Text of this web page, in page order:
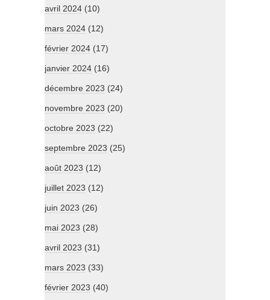
avril 2024 (10)
mars 2024 (12)
février 2024 (17)
janvier 2024 (16)
décembre 2023 (24)
novembre 2023 (20)
octobre 2023 (22)
septembre 2023 (25)
août 2023 (12)
juillet 2023 (12)
juin 2023 (26)
mai 2023 (28)
avril 2023 (31)
mars 2023 (33)
février 2023 (40)